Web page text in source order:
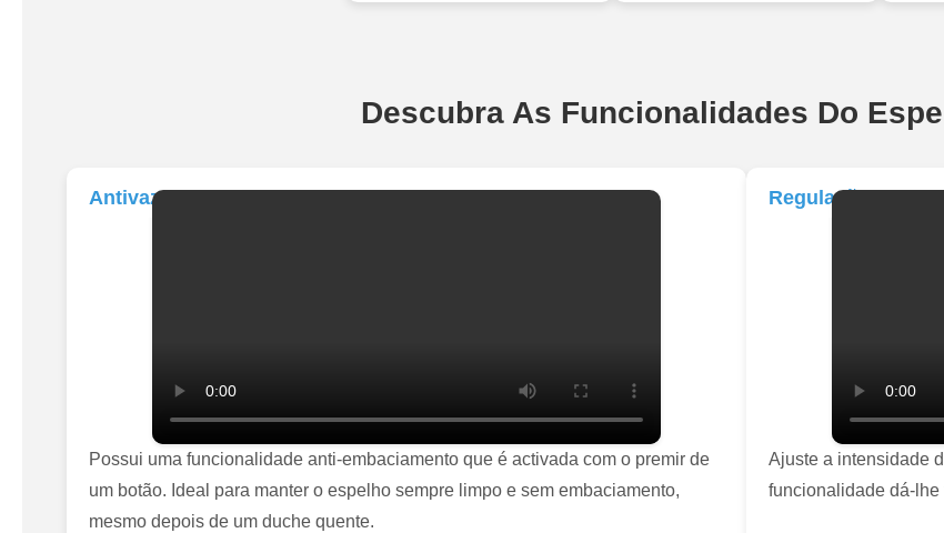
Descubra As Funcionalidades Do
Antivazamento
Possui uma funcionalidade anti-embaciamento que é activada com o premir de
um botão. Ideal para manter o espelho sempre limpo e sem embaciamento,
mesmo depois de um duche quente.
Regulação Da LED
Ajuste a intensidade
funcionalidade dá-